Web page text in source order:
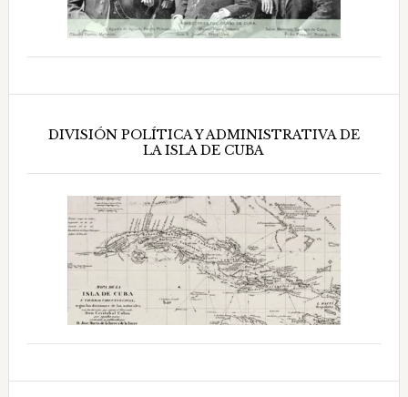
DIVISIÓN POLÍTICA Y ADMINISTRATIVA DE
LA ISLA DE CUBA